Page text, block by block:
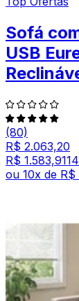
Sofá
USB
(80)
R$ 2.063,20
R$ 1.583,9114
ou 10x de R$